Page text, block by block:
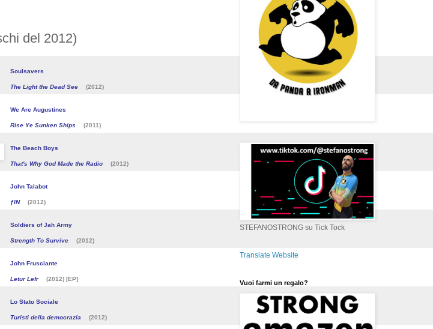
del 2012)
Soulsavers
The Light the Dead See (2012)
We Are Augustines
Rise Ye Sunken Ships (2011)
The Beach Boys
That's Why God Made the Radio (2012)
John Talabot
ƒIN (2012)
Soldiers of Jah Army
Strength To Survive (2012)
John Frusciante
Letur Lefr (2012) [EP]
Lo Stato Sociale
Turisti della democrazia (2012)
STEFANOSTRONG su Tick Tock
Translate Website
Vuoi farmi un regalo?